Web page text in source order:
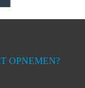
OPNEMEN?